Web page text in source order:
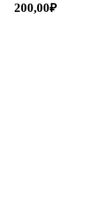
200,00₽